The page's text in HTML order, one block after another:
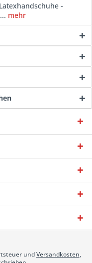
-
mehr
undVersandkosten,